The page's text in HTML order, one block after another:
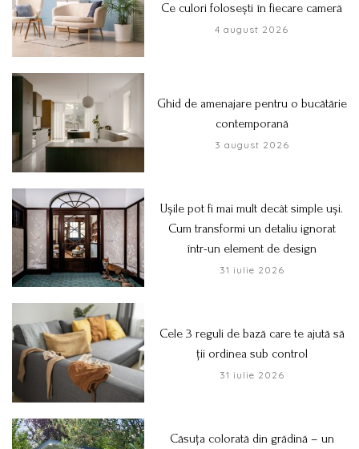
Ce culori folosești în fiecare cameră
4 august 2026
Ghid de amenajare pentru o bucătărie
contemporană
3 august 2026
Ușile pot fi mai mult decât simple uși.
Cum transformi un detaliu ignorat
într-un element de design
31 iulie 2026
Cele 3 reguli de bază care te ajută să
ții ordinea sub control
31 iulie 2026
Căsuța colorată din grădină – un